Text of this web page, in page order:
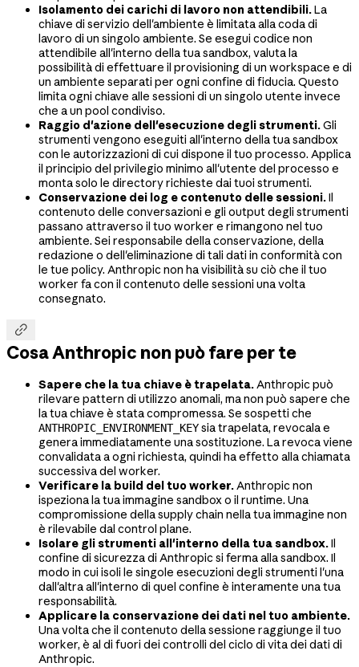
Isolamento dei carichi di lavoro non attendibili.La
chiave di servizio dell'ambiente è limitata alla coda di
lavoro di un singolo ambiente. Se esegui codice non
attendibile all'interno della tua sandbox, valuta la
possibilità di effettuare il provisioning di un workspace e di
un ambiente separati per ogni confine di fiducia. Questo
limita ogni chiave alle sessioni di un singolo utente invece
che a un pool condiviso.
Raggio d'azione dell'esecuzione degli strumenti.Gli
strumenti vengono eseguiti all'interno della tua sandbox
con le autorizzazioni di cui dispone il tuo processo. Applica
il principio del privilegio minimo all'utente del processo e
monta solo le directory richieste dai tuoi strumenti.
Conservazione dei log e contenuto delle sessioni.Il
contenuto delle conversazioni e gli output degli strumenti
passano attraverso il tuo worker e rimangono nel tuo
ambiente. Sei responsabile della conservazione, della
redazione o dell'eliminazione di tali dati in conformità con
le tue policy. Anthropic non ha visibilità su ciò che il tuo
worker fa con il contenuto delle sessioni una volta
consegnato.

Cosa Anthropic non può fare per te
Sapere che la tua chiave è trapelata. Anthropic può
rilevare pattern di utilizzo anomali, ma non può sapere che
la tua chiave è stata compromessa. Se sospetti che
ANTHROPIC_ENVIRONMENT_KEYsia trapelata, revocala e
genera immediatamente una sostituzione. La revoca viene
convalidata a ogni richiesta, quindi ha effetto alla chiamata
successiva del worker.
Verificare la build del tuo worker. Anthropic non
ispeziona la tua immagine sandbox o il runtime. Una
compromissione della supply chain nella tua immagine non
è rilevabile dal control plane.
Isolare gli strumenti all'interno della tua sandbox.Il
confine di sicurezza di Anthropic si ferma alla sandbox. Il
modo in cui isoli le singole esecuzioni degli strumenti l'una
dall'altra all'interno di quel confine è interamente una tua
responsabilità.
Applicare la conservazione dei dati nel tuo ambiente.
Una volta che il contenuto della sessione raggiunge il tuo
worker, è al di fuori dei controlli del ciclo di vita dei dati di
Anthropic.